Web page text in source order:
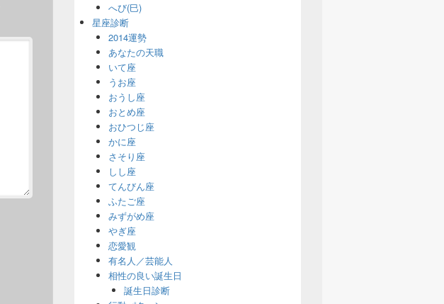
へび(巳)
星座診断
2014運勢
あなたの天職
いて座
うお座
おうし座
おとめ座
おひつじ座
かに座
さそり座
しし座
てんびん座
ふたご座
みずがめ座
やぎ座
恋愛観
有名人／芸能人
相性の良い誕生日
誕生日診断